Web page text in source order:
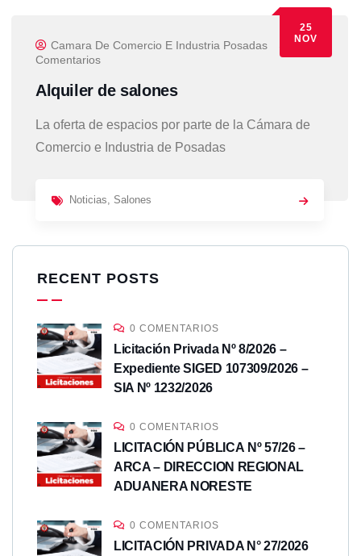
25
NOV
Camara De Comercio E Industria Posadas
0
Comentarios
Alquiler de salones
La oferta de espacios por parte de la Cámara de
Comercio e Industria de Posadas
Noticias, Salones
RECENT POSTS
0 COMENTARIOS
Licitación Privada Nº 8/2026 –
Expediente SIGED 107309/2026 –
SIA Nº 1232/2026
0 COMENTARIOS
LICITACIÓN PÚBLICA Nº 57/26 –
ARCA – DIRECCION REGIONAL
ADUANERA NORESTE
0 COMENTARIOS
LICITACIÓN PRIVADA N° 27/2026